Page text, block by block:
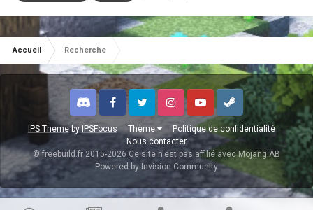
Accueil Recherche
IPS ThemebyIPSFocus Thème
Politique de confidentialité
Nous contacter
Discord FacebookTwitter InstagramYoutubeSteam
© freebuild.fr 2015-2026 Ce site n'est pas affilié avec Mojang AB
Powered by Invision Community